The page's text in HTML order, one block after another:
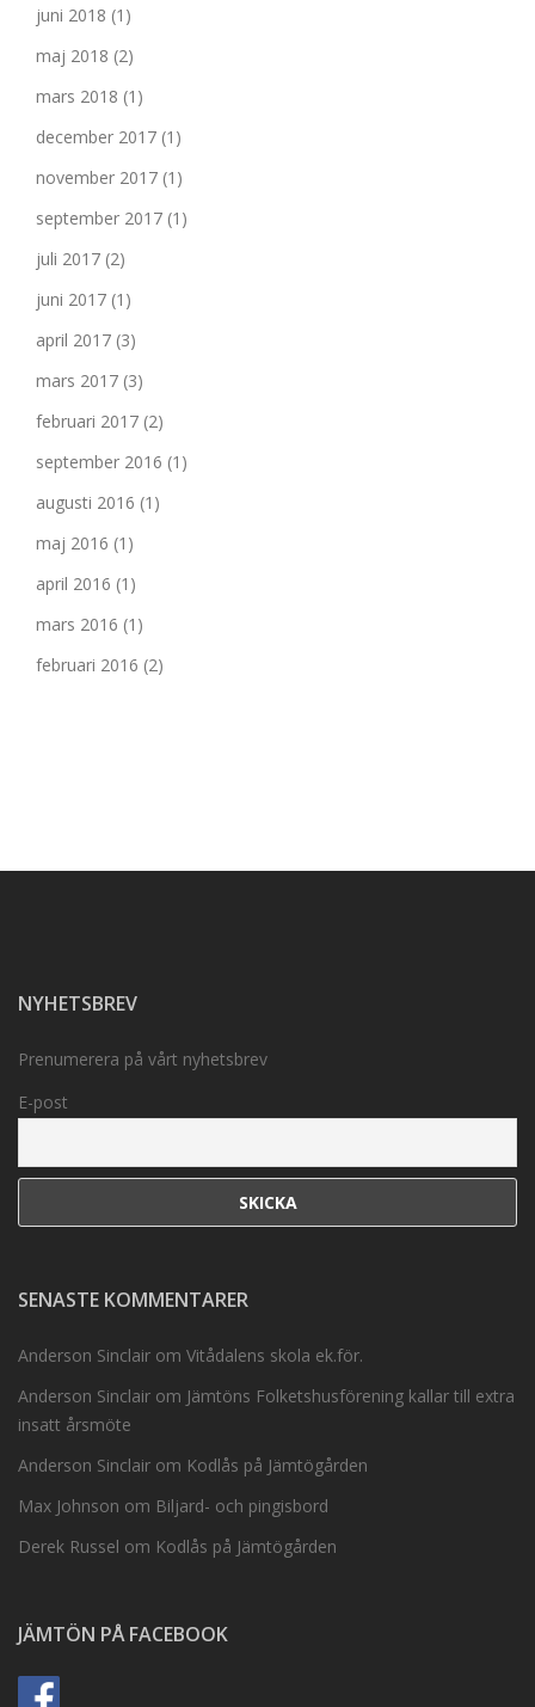
juni 2018 (1)
maj 2018 (2)
mars 2018 (1)
december 2017 (1)
november 2017 (1)
september 2017 (1)
juli 2017 (2)
juni 2017 (1)
april 2017 (3)
mars 2017 (3)
februari 2017 (2)
september 2016 (1)
augusti 2016 (1)
maj 2016 (1)
april 2016 (1)
mars 2016 (1)
februari 2016 (2)
NYHETSBREV
Prenumerera på vårt nyhetsbrev
E-post
SENASTE KOMMENTARER
Anderson Sinclair om Vitådalens skola ek.för.
Anderson Sinclair om Jämtöns Folketshusförening kallar till extra
insatt årsmöte
Anderson Sinclair om Kodlås på Jämtögården
Max Johnson om Biljard- och pingisbord
Derek Russel om Kodlås på Jämtögården
JÄMTÖN PÅ FACEBOOK